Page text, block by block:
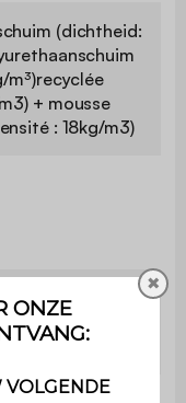
(dichtheid:
m³)recyclée
+ mousse
: 18kg/m3)
✖